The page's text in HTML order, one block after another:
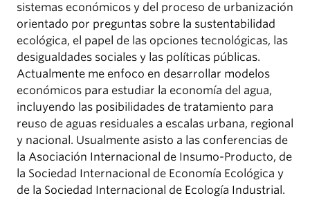
sistemas económicos y del proceso de urbanización
orientado por preguntas sobre la sustentabilidad
ecológica, el papel de las opciones tecnológicas, las
desigualdades sociales y las políticas públicas.
Actualmente me enfoco en desarrollar modelos
económicos para estudiar la economía del agua,
incluyendo las posibilidades de tratamiento para
reuso de aguas residuales a escalas urbana, regional
y nacional. Usualmente asisto a las conferencias de
la Asociación Internacional de Insumo-Producto, de
la Sociedad Internacional de Economía Ecológica y
de la Sociedad Internacional de Ecología Industrial.